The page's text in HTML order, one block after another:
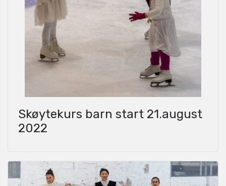
Skøytekurs barn start 21.august
2022